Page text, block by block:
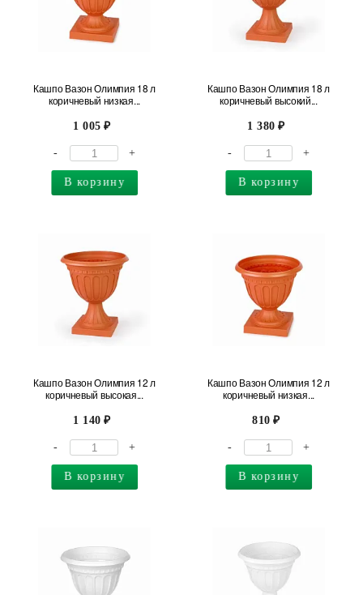
Кашпо Вазон Олимпия 18 л
коричневый низкая...
1 005
- +
В корзину
Кашпо Вазон Олимпия 18 л
коричневый высокий...
1 380
- +
В корзину
Кашпо Вазон Олимпия 12 л
коричневый высокая...
1 140
- +
В корзину
Кашпо Вазон Олимпия 12 л
коричневый низкая...
810
- +
В корзину